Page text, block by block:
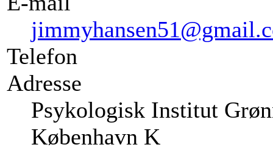
Telefon
Adresse
Psykologisk Institut
København K